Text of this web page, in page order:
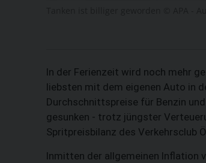
In der Ferienzeit wird noch mehr
liebsten mit dem eigenen Auto in
Durchschnittspreise für Benzin
gesunken - trotz jüngster
Spritpreisbilanz des Verkehrsclub
Inmitten der allgemeinen Inflation